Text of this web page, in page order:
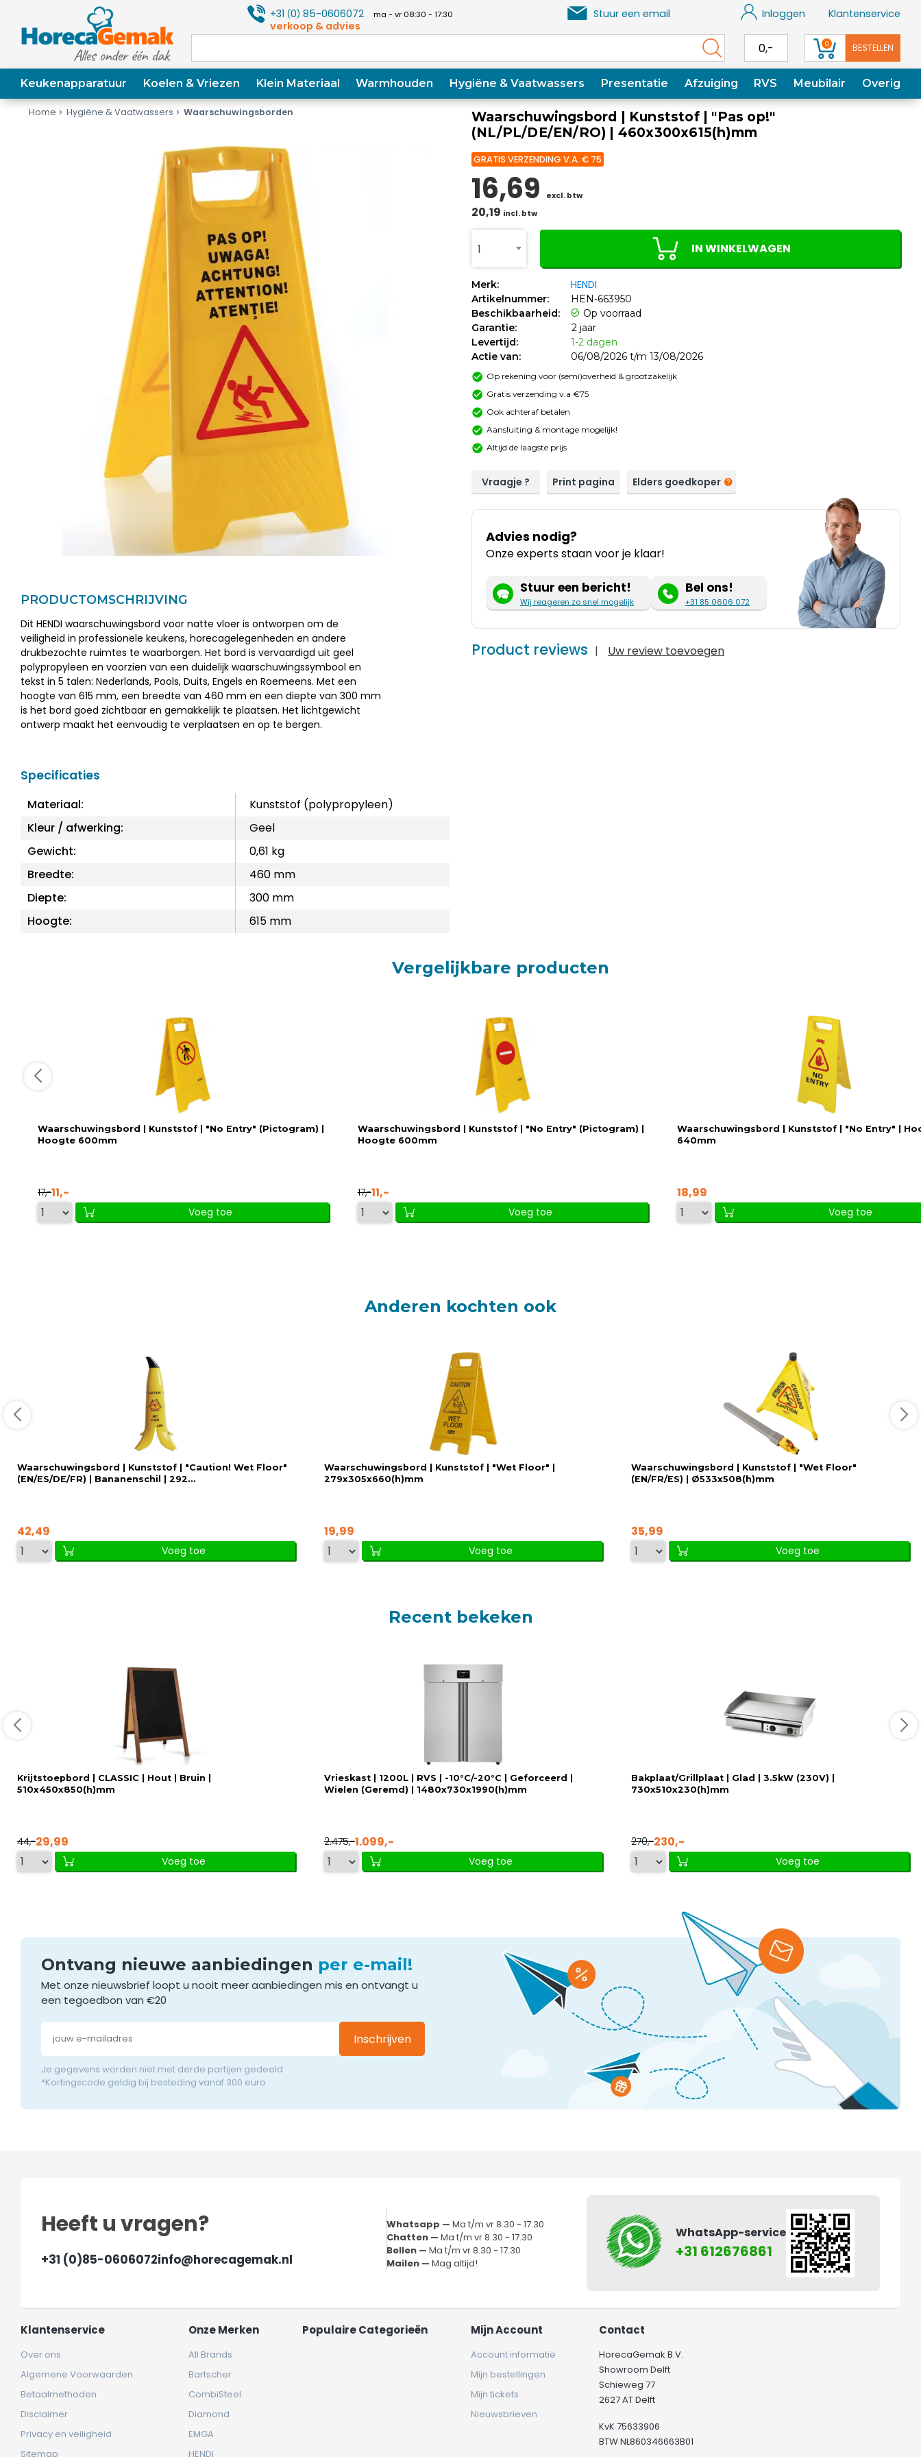
+31(0) 85-0606072 ma - vr 08:30 - 17:30
verkoop & advies
Stuur een email Inloggen Klantenservice
0,- 0 BESTELLEN
Keukenapparatuur Koelen & Vriezen Klein Materiaal Warmhouden Hygiëne & Vaatwassers Presentatie Afzuiging RVS Meubilair Overig
Home Hygiëne & Vaatwassers Waarschuwingsborden
PRODUCTOMSCHRIJVING
Dit HENDI waarschuwingsbord voor natte vloer is ontworpen om de
veiligheid in professionele keukens, horecagelegenheden en andere
drukbezochte ruimtes te waarborgen. Het bord is vervaardigd uit geel
polypropyleen en voorzien van een duidelijk waarschuwingssymbool en
tekst in 5 talen: Nederlands, Pools, Duits, Engels en Roemeens. Met een
hoogte van 615 mm, een breedte van 460 mm en een diepte van 300 mm
is het bord goed zichtbaar en gemakkelijk te plaatsen. Het lichtgewicht
ontwerp maakt het eenvoudig te verplaatsen en op te bergen.
Specificaties
Materiaal:
Kunststof (polypropyleen)
Kleur / afwerking:
Geel
Gewicht:
0,61 kg
Breedte:
460 mm
Diepte:
300 mm
Hoogte:
615 mm
Waarschuwingsbord | Kunststof | "Pas op!"
(NL/PL/DE/EN/RO) | 460x300x615(h)mm
GRATIS VERZENDING V.A. € 75
16,69 excl. btw
20,19 incl. btw
1 IN WINKELWAGEN
Merk: HENDI
Artikelnummer:
HEN-663950
Beschikbaarheid:
Op voorraad
Garantie:
2 jaar
Levertijd:
1-2 dagen
Actie van:
06/08/2026 t/m 13/08/2026
Op rekening voor (semi)overheid & grootzakelijk
Gratis verzending v.a €75
Ook achteraf betalen
Aansluiting & montage mogelijk!
Altijd de laagste prijs
Vraagje ? Print pagina Elders goedkoper
Advies nodig?
Onze experts staan voor je klaar!
Stuur een bericht!
Wij reageren zo snel mogelijk
Bel ons!
+31 85 0606 072
Product reviews | Uw review toevoegen
Vergelijkbare producten
Waarschuwingsbord | Kunststof | "No Entry" (Pictogram) |
Hoogte 600mm
17,-11,-
Voeg toe
Waarschuwingsbord | Kunststof | "No Entry" (Pictogram) |
Hoogte 600mm
17,-11,-
Voeg toe
Waarschuwingsbord | Kunststof | "No Entry" |
640mm
18,99
Voeg toe
Anderen kochten ook
Waarschuwingsbord | Kunststof | "Caution! Wet Floor"
(EN/ES/DE/FR) | Bananenschil | 292...
42,49
Voeg toe
Waarschuwingsbord | Kunststof | "Wet Floor" |
279x305x660(h)mm
19,99
Voeg toe
Waarschuwingsbord | Kunststof | "Wet Floor"
(EN/FR/ES) | Ø533x508(h)mm
35,99
Voeg toe
Recent bekeken
Krijtstoepbord | CLASSIC | Hout | Bruin |
510x450x850(h)mm
44,-29,99
Voeg toe
Vrieskast | 1200L | RVS | -10°C/-20°C | Geforceerd |
Wielen (Geremd) | 1480x730x1990(h)mm
2.475,-1.099,-
Voeg toe
Bakplaat/Grillplaat | Glad | 3.5kW (230V) |
730x510x230(h)mm
270,-230,-
Voeg toe
Ontvang nieuwe aanbiedingen per e-mail!
Met onze nieuwsbrief loopt u nooit meer aanbiedingen mis en ontvangt u
een tegoedbon van €20
Inschrijven
Je gegevens worden niet met derde partijen gedeeld
*Kortingscode geldig bij besteding vanaf 300 euro
Heeft u vragen?
+31 (0)85-0606072info@horecagemak.nl
Whatsapp —Ma t/m vr 8.30 - 17.30
Chatten —Ma t/m vr 8.30 - 17.30
Bellen —Ma t/m vr 8.30 - 17.30
Mailen —Mag altijd!
WhatsApp-service
+31 612676861
Klantenservice
Over ons
Algemene Voorwaarden
Betaalmethoden
Disclaimer
Privacy en veiligheid
Sitemap
Onze Merken
All Brands
Bartscher
CombiSteel
Diamond
EMGA
HENDI
Populaire Categorieën Mijn Account
Account informatie
Mijn bestellingen
Mijn tickets
Nieuwsbrieven
Contact
HorecaGemak B.V.
Showroom Delft
Schieweg 77
2627 AT Delft
KvK 75633906
BTW NL860346663B01